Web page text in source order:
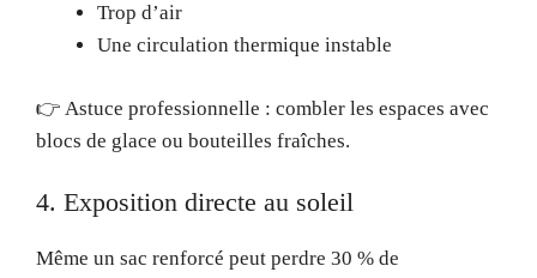
Trop d’air
Une circulation thermique instable
👉 Astuce professionnelle : combler les espaces avec
blocs de glace ou bouteilles fraîches.
4. Exposition directe au soleil
Même un sac renforcé peut perdre 30 % de